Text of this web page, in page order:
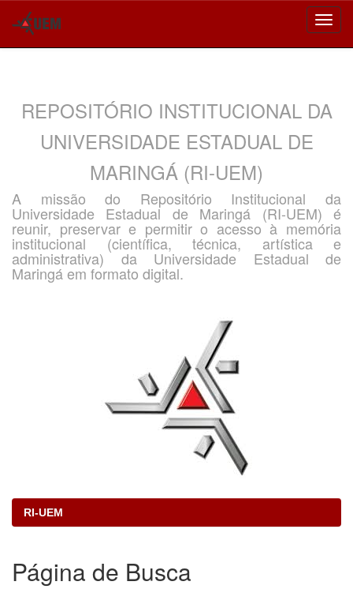
REPOSITÓRIO INSTITUCIONAL DA
UNIVERSIDADE ESTADUAL DE
MARINGÁ (RI-UEM)
A missão do Repositório Institucional da
Universidade Estadual de Maringá (RI-UEM) é
reunir, preservar e permitir o acesso à memória
institucional (científica, técnica, artística e
administrativa) da Universidade Estadual de
Maringá em formato digital.
RI-UEM
Página de Busca